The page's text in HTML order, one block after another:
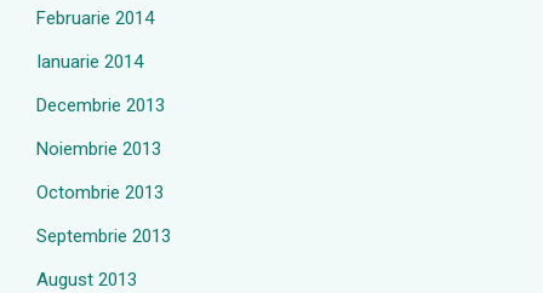
Februarie 2014
Ianuarie 2014
Decembrie 2013
Noiembrie 2013
Octombrie 2013
Septembrie 2013
August 2013